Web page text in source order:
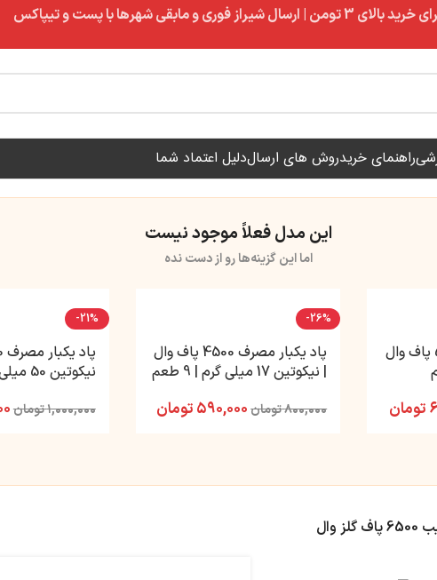
فوری و مابقی شهرها با پست و تیپاکس
راهنمای خریدروش های ارسالدلیل اعتماد شما
این مدل فعلاً موجود نیست
اما این گزینه‌ها رو از دست نده
پاد یکبار مصرف 5500 پاف وال
تومان
-26%
پاد یکبار مصرف 4500 پاف وال
| نیکوتین 17 میلی گرم | 9 طعم
۸۰۰,۰۰۰تومان ۵۹۰,۰۰۰تومان
-21%
نیکوتین 50 میلی گرم | 13 طعم
۱,۰۰۰,۰۰۰تومان